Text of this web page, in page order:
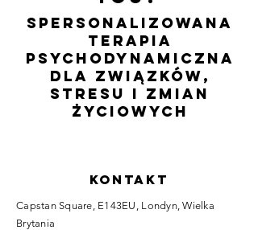
Spersonalizowana
terapia
psychodynamiczna
dla związków,
stresu i zmian
życiowych
Kontakt
Capstan Square, E143EU, Londyn, Wielka
Brytania